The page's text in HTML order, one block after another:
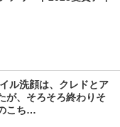
ル洗顔は、クレドとア
が、そろそろ終わりそ
こち…